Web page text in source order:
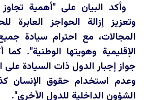
وأكد البيان على "أهمية تجاوز
وتعزيز إزالة الحواجز
المجالات، مع احترام سيادة
الإقليمية وهويتها الوطنية".
جواز إجبار الدول ذات السيادة على
وعدم استخدام حقوق الإنسان
الشؤون الداخلية للدول الأخرى".